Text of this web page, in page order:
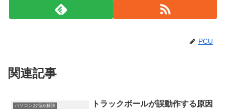
PCU
関連記事
パソコンお悩み解決
トラックボールが誤動作する原因